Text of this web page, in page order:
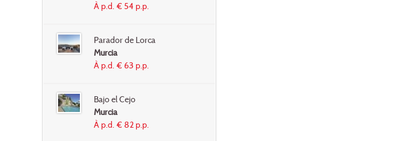
À p.d. € 54 p.p.
Parador de Lorca
Murcia
À p.d. € 63 p.p.
Bajo el Cejo
Murcia
À p.d. € 82 p.p.